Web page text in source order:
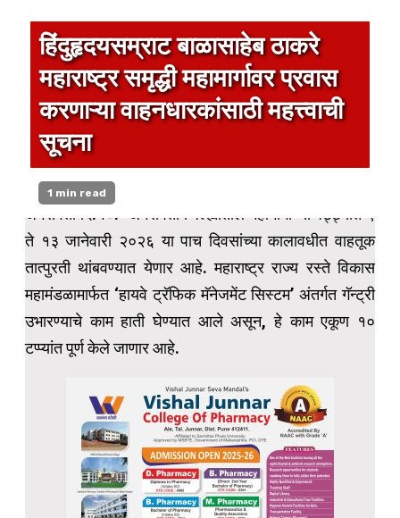
हिंदुहृदयसम्राट बाळासाहेब ठाकरे
महाराष्ट्र समृद्धी महामार्गावर प्रवास
करणाऱ्या वाहनधारकांसाठी महत्त्वाची
सूचना
1 min read
अमरावती दि.१०:- अमरावती जिल्ह्यातील महामार्गाच्या पट्ट्यात ९
ते १३ जानेवारी २०२६ या पाच दिवसांच्या कालावधीत वाहतूक
तात्पुरती थांबवण्यात येणार आहे. महाराष्ट्र राज्य रस्ते विकास
महामंडळामार्फत ‘हायवे ट्रॅफिक मॅनेजमेंट सिस्टम’ अंतर्गत गॅन्ट्री
उभारण्याचे काम हाती घेण्यात आले असून, हे काम एकूण १०
टप्प्यांत पूर्ण केले जाणार आहे.